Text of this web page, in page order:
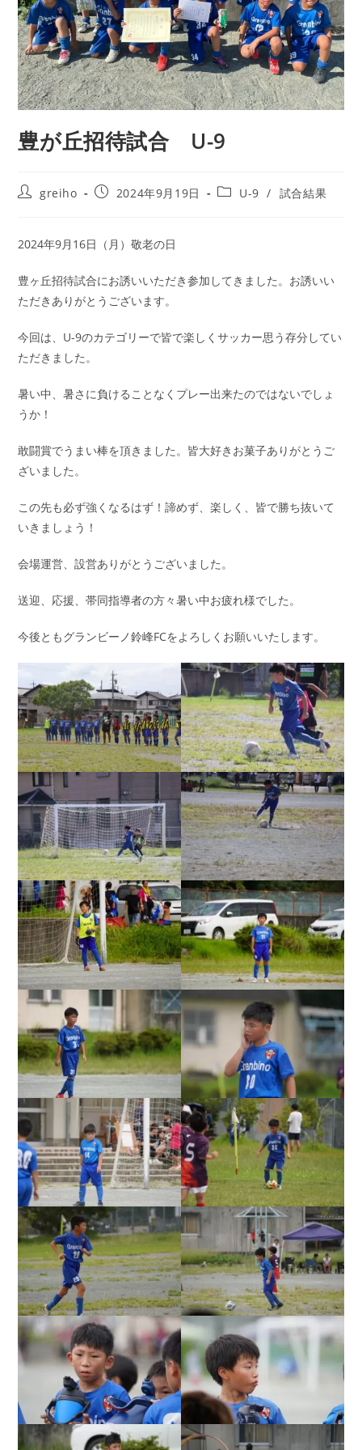
豊が丘招待試合 U-9
greiho 2024年9月19日 U-9 / 試合結果
2024年9月16日（月）敬老の日
豊ヶ丘招待試合にお誘いいただき参加してきました。お誘いい
ただきありがとうございます。
今回は、U-9のカテゴリーで皆で楽しくサッカー思う存分してい
ただきました。
暑い中、暑さに負けることなくプレー出来たのではないでしょ
うか！
敢闘賞でうまい棒を頂きました。皆大好きお菓子ありがとうご
ざいました。
この先も必ず強くなるはず！諦めず、楽しく、皆で勝ち抜いて
いきましょう！
会場運営、設営ありがとうございました。
送迎、応援、帯同指導者の方々暑い中お疲れ様でした。
今後ともグランビーノ鈴峰FCをよろしくお願いいたします。